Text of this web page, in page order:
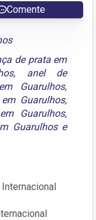
Comente
de prata em
, anel de
Guarulhos,
Guarulhos,
Guarulhos,
Guarulhose